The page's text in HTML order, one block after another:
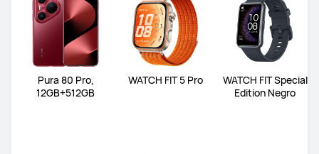
Pura 80 Pro,
12GB+512GB
WATCH FIT 5 Pro
WATCH FIT Special
Edition Negro